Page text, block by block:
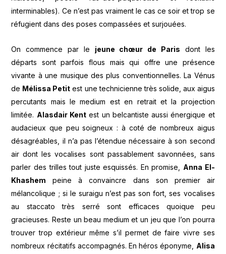
interminables). Ce n’est pas vraiment le cas ce soir et trop se
réfugient dans des poses compassées et surjouées.
On commence par le jeune chœur de Paris dont les
départs sont parfois flous mais qui offre une présence
vivante à une musique des plus conventionnelles. La Vénus
de Mélissa Petit est une technicienne très solide, aux aigus
percutants mais le medium est en retrait et la projection
limitée. Alasdair Kentest un belcantiste aussi énergique et
audacieux que peu soigneux : à coté de nombreux aigus
désagréables, il n’a pas l’étendue nécessaire à son second
air dont les vocalises sont passablement savonnées, sans
parler des trilles tout juste esquissés. En promise, Anna El-
Khashem peine à convaincre dans son premier air
mélancolique ; si le suraigu n’est pas son fort, ses vocalises
au staccato très serré sont efficaces quoique peu
gracieuses. Reste un beau medium et un jeu que l’on pourra
trouver trop extérieur même s’il permet de faire vivre ses
nombreux récitatifs accompagnés. En héros éponyme, Alisa